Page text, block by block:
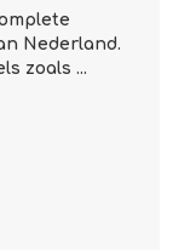
Nederland.
zoals ...